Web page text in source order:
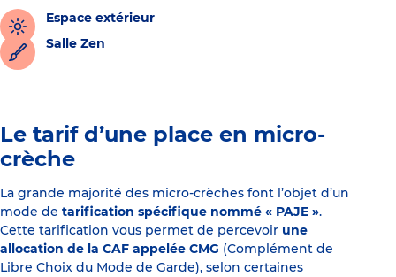
Espace extérieur
Salle Zen
Le tarif d’une place en micro-
crèche
La grande majorité des micro-crèches font l’objet d’un
mode de tarification spécifique nommé « PAJE ».
Cette tarification vous permet de percevoir une
allocation de la CAF appelée CMG (Complément de
Libre Choix du Mode de Garde), selon certaines